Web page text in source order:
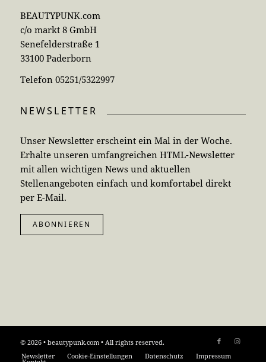
BEAUTYPUNK.com
c/o markt 8 GmbH
Senefelderstraße 1
33100 Paderborn
Telefon 05251/5322997
NEWSLETTER
Unser Newsletter erscheint ein Mal in der Woche.
Erhalte unseren umfangreichen HTML-Newsletter
mit allen wichtigen News und aktuellen
Stellenangeboten einfach und komfortabel direkt
per E-Mail.
ABONNIEREN
© 2026 • beautypunk.com • All rights reserved.
Newsletter
Cookie-Einstellungen Datenschutz Impressum